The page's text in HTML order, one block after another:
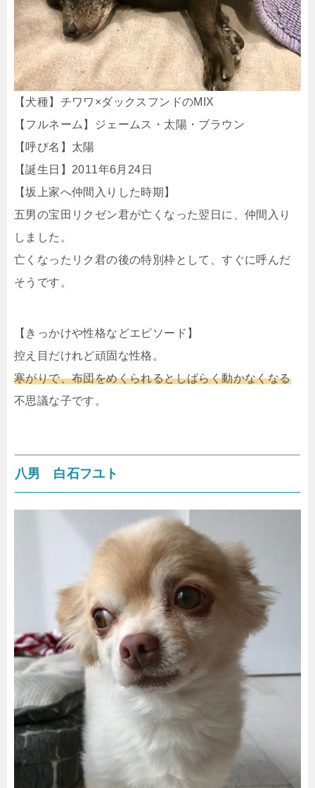
【犬種】チワワ×ダックスフンドのMIX
【フルネーム】ジェームス・太陽・ブラウン
【呼び名】太陽
【誕生日】2011年6月24日
【坂上家へ仲間入りした時期】
五男の宝田リクゼン君が亡くなった翌日に、仲間入り
しました。
亡くなったリク君の後の特別枠として、すぐに呼んだ
そうです。
【きっかけや性格などエピソード】
控え目だけれど頑固な性格。
寒がりで、布団をめくられるとしばらく動かなくなる
不思議な子です。
八男 白石フユト